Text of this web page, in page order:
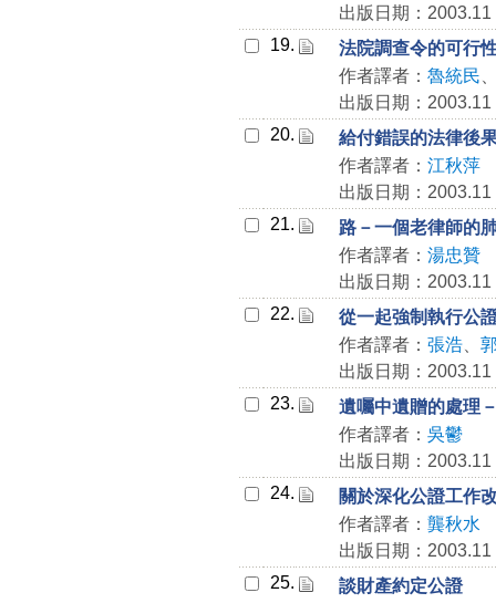
出版日期：2003.11
19.
法院調查令的可行
作者譯者： 魯統民
出版日期：2003.11
20.
給付錯誤的法律後
作者譯者： 江秋萍
出版日期：2003.11
21.
路－一個老律師的
作者譯者： 湯忠贊
出版日期：2003.11
22.
從一起強制執行公
作者譯者： 張浩、
出版日期：2003.11
23.
遺囑中遺贈的處理
作者譯者： 吳鬱
出版日期：2003.11
24.
關於深化公證工作
作者譯者： 龔秋水
出版日期：2003.11
25.
談財產約定公證